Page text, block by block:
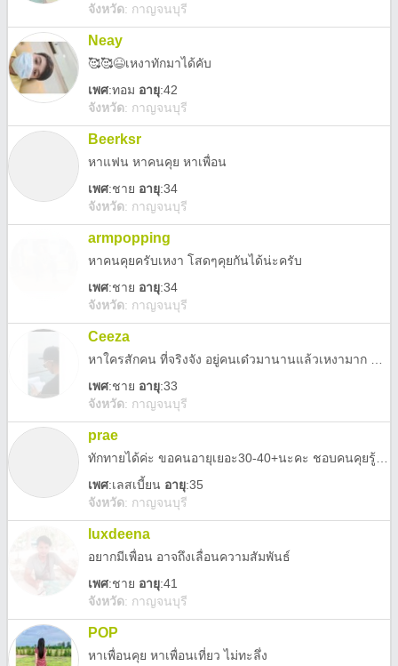
จังหวัด: กาญจนบุรี
Neay
🥰🥰😆เหงาทักมาได้คับ
เพศ:ทอม อายุ:42
จังหวัด: กาญจนบุรี
Beerksr
หาแฟน หาคนคุย หาเพื่อน
เพศ:ชาย อายุ:34
จังหวัด: กาญจนบุรี
armpopping
หาคนคุยครับเหงา โสดๆคุยกันได้น่ะครับ
เพศ:ชาย อายุ:34
จังหวัด: กาญจนบุรี
Ceeza
เพศ:ชาย อายุ:33
จังหวัด: กาญจนบุรี
prae
เพศ:เลสเบี้ยน อายุ:35
จังหวัด: กาญจนบุรี
luxdeena
อยากมีเพื่อน อาจถึงเลื่อนความสัมพันธ์
เพศ:ชาย อายุ:41
จังหวัด: กาญจนบุรี
POP
หาเพื่อนคุย หาเพื่อนเที่ยว ไม่ทะลึ่ง